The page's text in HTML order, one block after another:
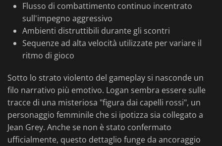
Flusso di combattimento continuo incentrato
sull'impegno aggressivo
Ambienti distruttibili durante gli scontri
Sequenze ad alta velocità utilizzate per variare il
ritmo di gioco
Sotto lo strato violento del gameplay si nasconde un
filo narrativo più emotivo. Logan sembra essere sulle
tracce di una misteriosa "figura dai capelli rossi", un
personaggio femminile che si ipotizza sia collegato a
Jean Grey. Anche se non è stato confermato
ufficialmente, questo dettaglio funge da ancoraggio